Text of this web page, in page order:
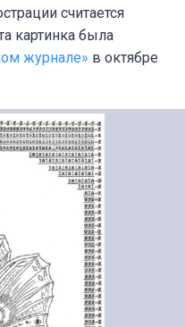
считается
картинка была
журнале» в октябре